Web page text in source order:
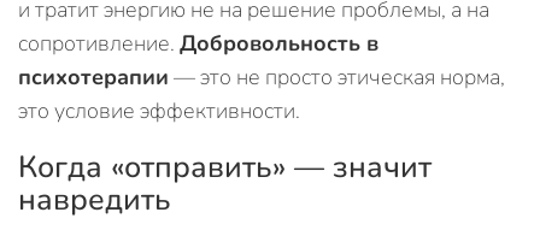
и тратит энергию не на решение проблемы, а на
сопротивление. Добровольность в
психотерапии — это не просто этическая норма,
это условие эффективности.
Когда «отправить» — значит
навредить